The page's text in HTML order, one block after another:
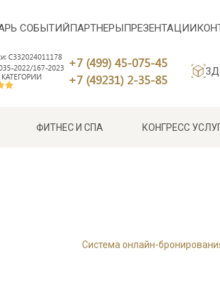
СОБЫТИЙПАРТНЕРЫПРЕЗЕНТАЦИИ
С332024011178
2022/167-2023 +7 (499) 45-075-45
+7 (49231) 2-35-85
3Д
ФИТНЕС И СПА КОНГРЕСС
Система онлайн-